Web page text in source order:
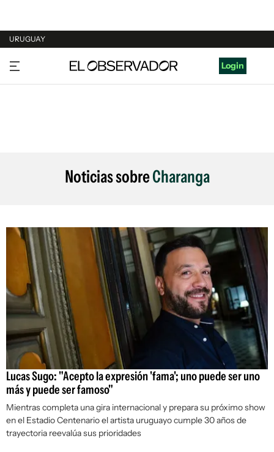
URUGUAY
URUGUAY
ARGENTINA
Login
Noticias sobreCharanga
Lucas Sugo: "Acepto la expresión 'fama'; uno puede ser uno
más y puede ser famoso"
Mientras completa una gira internacional y prepara su próximo show
en el Estadio Centenario el artista uruguayo cumple 30 años de
trayectoria reevalúa sus prioridades